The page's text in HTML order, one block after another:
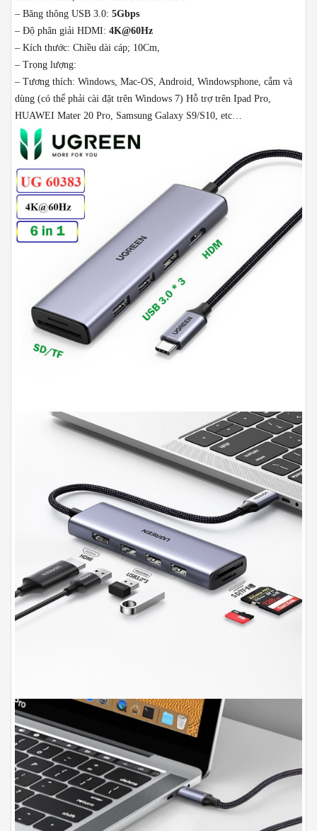
– Băng thông USB 3.0: 5Gbps
– Độ phân giải HDMI: 4K@60Hz
– Kích thước: Chiều dài cáp; 10Cm,
– Trọng lượng:
– Tương thích: Windows, Mac-OS, Android, Windowsphone, cắm và
dùng (có thể phải cài đặt trên Windows 7) Hỗ trợ trên Ipad Pro,
HUAWEI Mater 20 Pro, Samsung Galaxy S9/S10, etc…